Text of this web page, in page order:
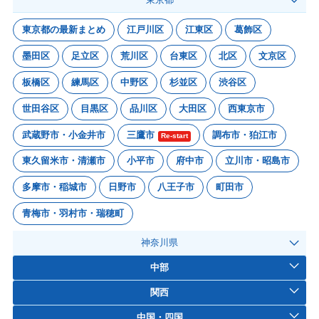
東京都の最新まとめ 江戸川区 江東区 葛飾区
墨田区 足立区 荒川区 台東区 北区 文京区
板橋区 練馬区 中野区 杉並区 渋谷区
世田谷区 目黒区 品川区 大田区 西東京市
武蔵野市・小金井市 三鷹市 Re-start 調布市・狛江市
東久留米市・清瀬市 小平市 府中市 立川市・昭島市
多摩市・稲城市 日野市 八王子市 町田市
青梅市・羽村市・瑞穂町
神奈川県
中部
関西